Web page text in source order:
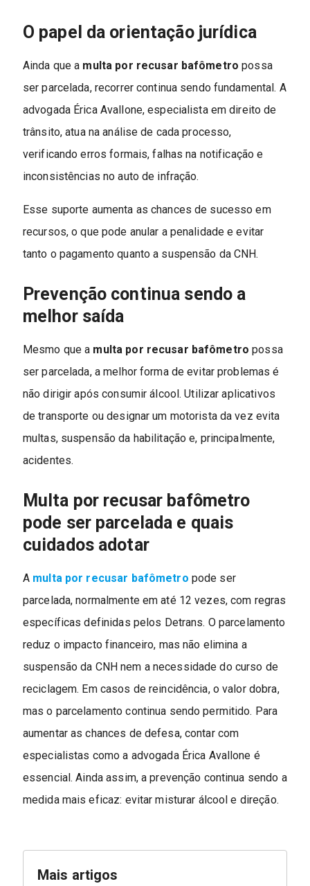
O papel da orientação jurídica
Ainda que a multa por recusar bafômetro possa
ser parcelada, recorrer continua sendo fundamental. A
advogada Érica Avallone, especialista em direito de
trânsito, atua na análise de cada processo,
verificando erros formais, falhas na notificação e
inconsistências no auto de infração.
Esse suporte aumenta as chances de sucesso em
recursos, o que pode anular a penalidade e evitar
tanto o pagamento quanto a suspensão da CNH.
Prevenção continua sendo a
melhor saída
Mesmo que a multa por recusar bafômetro possa
ser parcelada, a melhor forma de evitar problemas é
não dirigir após consumir álcool. Utilizar aplicativos
de transporte ou designar um motorista da vez evita
multas, suspensão da habilitação e, principalmente,
acidentes.
Multa por recusar bafômetro
pode ser parcelada e quais
cuidados adotar
A multa por recusar bafômetro pode ser
parcelada, normalmente em até 12 vezes, com regras
específicas definidas pelos Detrans. O parcelamento
reduz o impacto financeiro, mas não elimina a
suspensão da CNH nem a necessidade do curso de
reciclagem. Em casos de reincidência, o valor dobra,
mas o parcelamento continua sendo permitido. Para
aumentar as chances de defesa, contar com
especialistas como a advogada Érica Avallone é
essencial. Ainda assim, a prevenção continua sendo a
medida mais eficaz: evitar misturar álcool e direção.
Mais artigos